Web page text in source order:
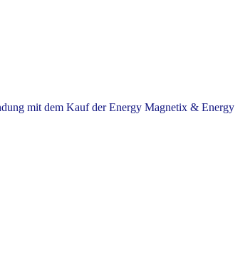
mit dem Kauf der Energy Magnetix & Energy